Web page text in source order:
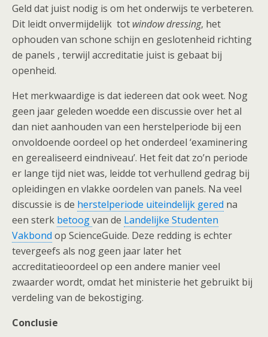
Geld dat juist nodig is om het onderwijs te verbeteren.
Dit leidt onvermijdelijk tot window dressing, het
ophouden van schone schijn en geslotenheid richting
de panels , terwijl accreditatie juist is gebaat bij
openheid.
Het merkwaardige is dat iedereen dat ook weet. Nog
geen jaar geleden woedde een discussie over het al
dan niet aanhouden van een herstelperiode bij een
onvoldoende oordeel op het onderdeel ‘examinering
en gerealiseerd eindniveau’. Het feit dat zo’n periode
er lange tijd niet was, leidde tot verhullend gedrag bij
opleidingen en vlakke oordelen van panels. Na veel
discussie is de herstelperiode uiteindelijk gered na
een sterk betoogvan de Landelijke Studenten
Vakbond op ScienceGuide. Deze redding is echter
tevergeefs als nog geen jaar later het
accreditatieoordeel op een andere manier veel
zwaarder wordt, omdat het ministerie het gebruikt bij
verdeling van de bekostiging.
Conclusie